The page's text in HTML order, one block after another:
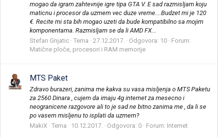
mogao da igram zahtevnije igre tipa GTA V. E sad razmisljam koju
maticnu i procesor da uzmem vec duze vreme....Budzet mi je 120
€. Recite mi sta bih mogao uzeti da bude kompatibilno sa mojim
komponentama. Razmisljam se da li AMD FX...
Stefan Gnjatic Tema 27.12.2017. Odgovora: 10
Forum:
Matične ploče, procesori i RAM memorije
MTS Paket
Zdravo burazeri, zanima me kakva su vasa misljenja o MTS Paketu
za 2560 Dinara , cujem da imaju 4g internet za mesecno i
neogranicene razgovore ali to je sad ne bitno zanima me , da li se
po vasem misljenu to isplati da uzmem?
MakiX Tema 10.12.2017. Odgovora: 0 Forum: Internet